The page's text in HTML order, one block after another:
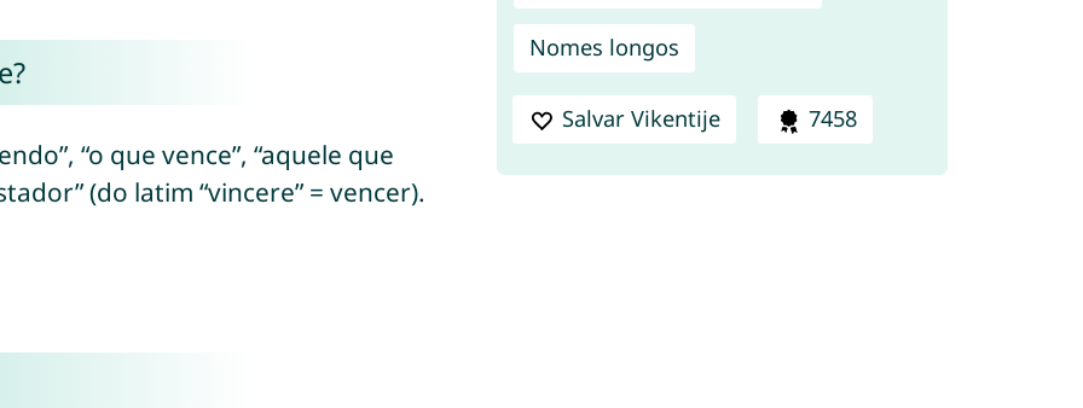
Nomes longos
Salvar Vikentije 7458
“o que vence”, “aquele que
(do latim “vincere” = vencer).